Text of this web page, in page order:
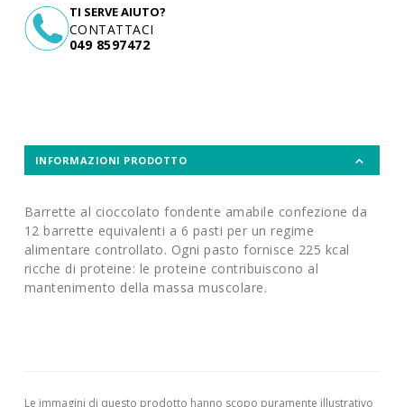
TI SERVE AIUTO?
CONTATTACI
049 8597472
INFORMAZIONI PRODOTTO
Barrette al cioccolato fondente amabile confezione da
12 barrette equivalenti a 6 pasti per un regime
alimentare controllato. Ogni pasto fornisce 225 kcal
ricche di proteine: le proteine contribuiscono al
mantenimento della massa muscolare.
Le immagini di questo prodotto hanno scopo puramente illustrativo